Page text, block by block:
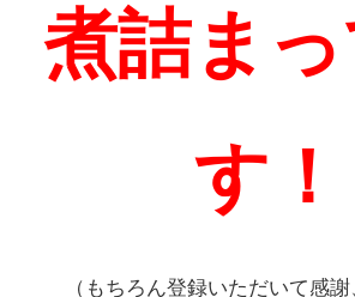
煮詰まっ
す！
（もちろん登録いただいて感謝